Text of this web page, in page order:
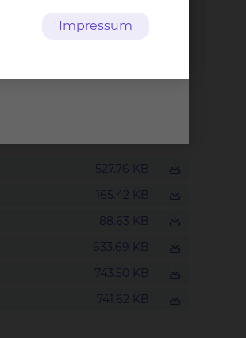
527.76 KB
165.42 KB
88.63 KB
633.69 KB
743.50 KB
741.62 KB
Impressum